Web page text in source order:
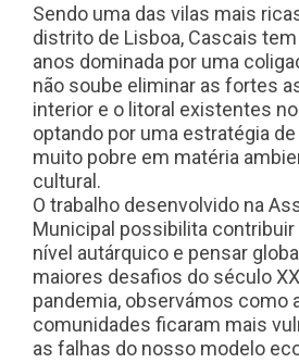
Sendo uma das vilas mais
distrito de Lisboa, Cascais
anos dominada por uma
não soube eliminar as fortes
interior e o litoral existentes
optando por uma estratégia
muito pobre em matéria
cultural.
O trabalho desenvolvido na
Municipal possibilita
nível autárquico e pensar
maiores desafios do século
pandemia, observámos como
comunidades ficaram mais
as falhas do nosso modelo